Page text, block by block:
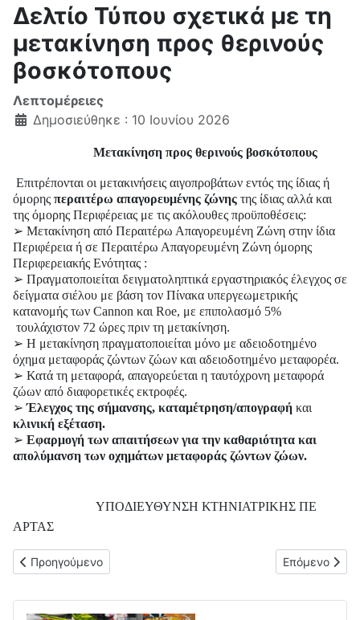
Δελτίο Τύπου σχετικά με τη
μετακίνηση προς θερινούς
βοσκότοπους
Λεπτομέρειες
Δημοσιεύθηκε : 10 Ιουνίου 2026
Μετακίνηση προς θερινούς βοσκότοπους
Επιτρέπονται οι μετακινήσεις αιγοπροβάτων εντός της ίδιας ή
όμορης περαιτέρω απαγορευμένης ζώνης της ίδιας αλλά και
της όμορης Περιφέρειας με τις ακόλουθες προϋποθέσεις:
➢ Μετακίνηση από Περαιτέρω Απαγορευμένη Ζώνη στην ίδια
Περιφέρεια ή σε Περαιτέρω Απαγορευμένη Ζώνη όμορης
Περιφερειακής Ενότητας :
➢ Πραγματοποιείται δειγματοληπτικά εργαστηριακός έλεγχος σε
δείγματα σιέλου με βάση τον Πίνακα υπεργεωμετρικής
κατανομής των Cannon και Roe, με επιπολασμό 5%
τουλάχιστον 72 ώρες πριν τη μετακίνηση.
➢ Η μετακίνηση πραγματοποιείται μόνο με αδειοδοτημένο
όχημα μεταφοράς ζώντων ζώων και αδειοδοτημένο μεταφορέα.
➢ Κατά τη μεταφορά, απαγορεύεται η ταυτόχρονη μεταφορά
ζώων από διαφορετικές εκτροφές.
➢ Έλεγχος της σήμανσης, καταμέτρηση/απογραφή και
κλινική εξέταση.
➢ Εφαρμογή των απαιτήσεων για την καθαριότητα και
απολύμανση των οχημάτων μεταφοράς ζώντων ζώων.
ΥΠΟΔΙΕΥΘΥΝΣΗ ΚΤΗΝΙΑΤΡΙΚΗΣ ΠΕ
ΑΡΤΑΣ
Προηγούμενο άρθρο: ΑΝΑΚΟΙΝΩΣΗ ΣΧΕΤΙΚΑ ΜΕ
Προηγούμενο Επόμενο
Επόμενο